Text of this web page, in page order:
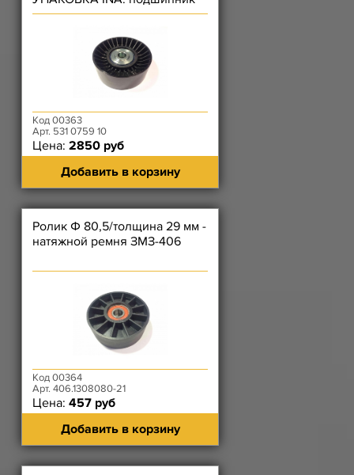
F-559775
Код 00363
Арт. 531 0759 10
Цена: 2850 руб
Добавить в корзину
Ролик Ф 80,5/толщина 29 мм -
натяжной ремня ЗМЗ-406
Код 00364
Арт. 406.1308080-21
Цена: 457 руб
Добавить в корзину